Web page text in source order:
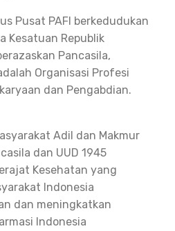
Pusat PAFI berkedudukan
Kesatuan Republik
Pancasila,
Organisasi Profesi
dan Pengabdian.
Adil dan Makmur
dan UUD 1945
Kesehatan yang
Indonesia
dan meningkatkan
Indonesia